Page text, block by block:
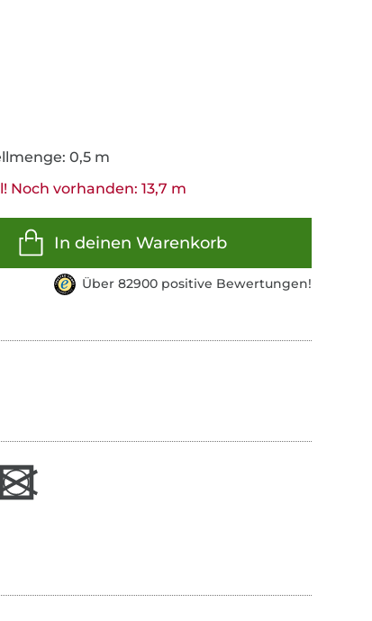
0,5 m
Noch vorhanden: 13,7 m
In deinen Warenkorb
Über 82900 positive Bewertungen!